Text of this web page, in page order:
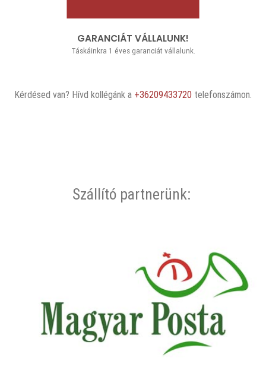
GARANCIÁT VÁLLALUNK!
Táskáinkra 1 éves garanciát vállalunk.
Kérdésed van? Hívd kollégánk a +36209433720 telefonszámon.
Szállító partnerünk: